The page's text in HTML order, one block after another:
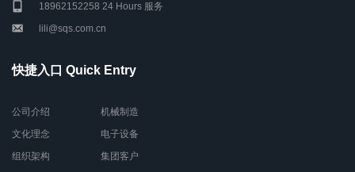
18962152258 24 Hours 服务
lili@sqs.com.cn
快捷入口 Quick Entry
公司介绍
文化理念
组织架构
机械制造
电子设备
集团客户